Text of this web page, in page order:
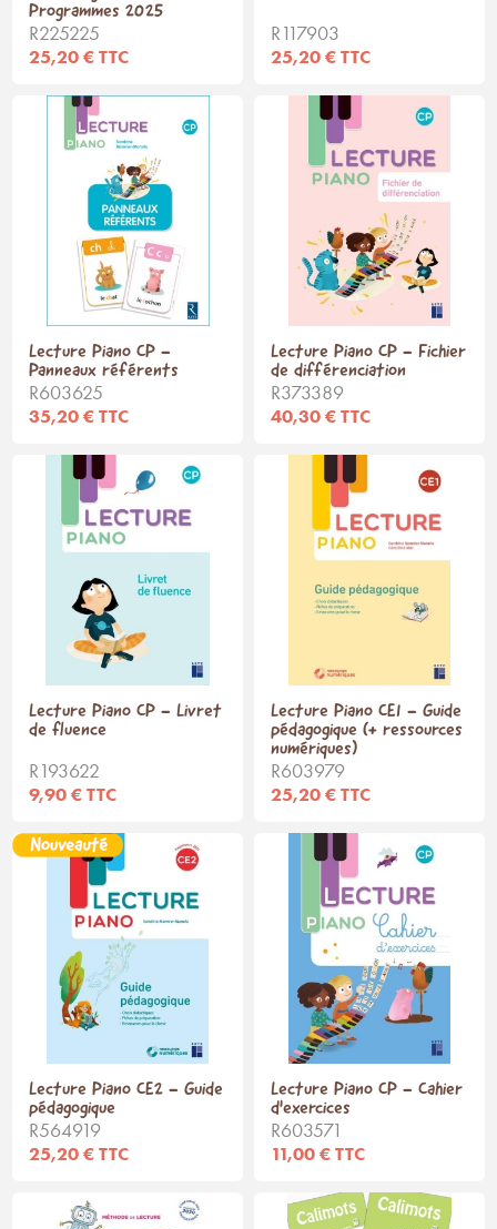
Programmes 2025
R225225
25,20 € TTC
R117903
25,20 € TTC
Lecture Piano CP -
Panneaux référents
R603625
35,20 € TTC
Lecture Piano CP - Fichier
de différenciation
R373389
40,30 € TTC
Lecture Piano CP - Livret
de fluence
R193622
9,90 € TTC
Lecture Piano CE1 - Guide
pédagogique (+ ressources
numériques)
R603979
25,20 € TTC
Lecture Piano CE2 - Guide
pédagogique
R564919
25,20 € TTC
Lecture Piano CP - Cahier
d'exercices
R603571
11,00 € TTC